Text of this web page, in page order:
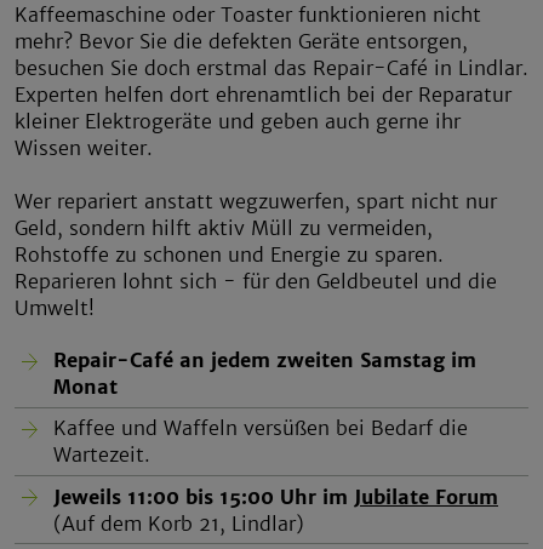
Kaffeemaschine oder Toaster funktionieren nicht
mehr? Bevor Sie die defekten Geräte entsorgen,
besuchen Sie doch erstmal das Repair-Café in Lindlar.
Experten helfen dort ehrenamtlich bei der Reparatur
kleiner Elektrogeräte und geben auch gerne ihr
Wissen weiter.
Wer repariert anstatt wegzuwerfen, spart nicht nur
Geld, sondern hilft aktiv Müll zu vermeiden,
Rohstoffe zu schonen und Energie zu sparen.
Reparieren lohnt sich - für den Geldbeutel und die
Umwelt!
Repair-Café an jedem zweiten Samstag im
Monat
Kaffee und Waffeln versüßen bei Bedarf die
Wartezeit.
Jeweils 11:00 bis 15:00 Uhr im Jubilate Forum
(Auf dem Korb 21, Lindlar)